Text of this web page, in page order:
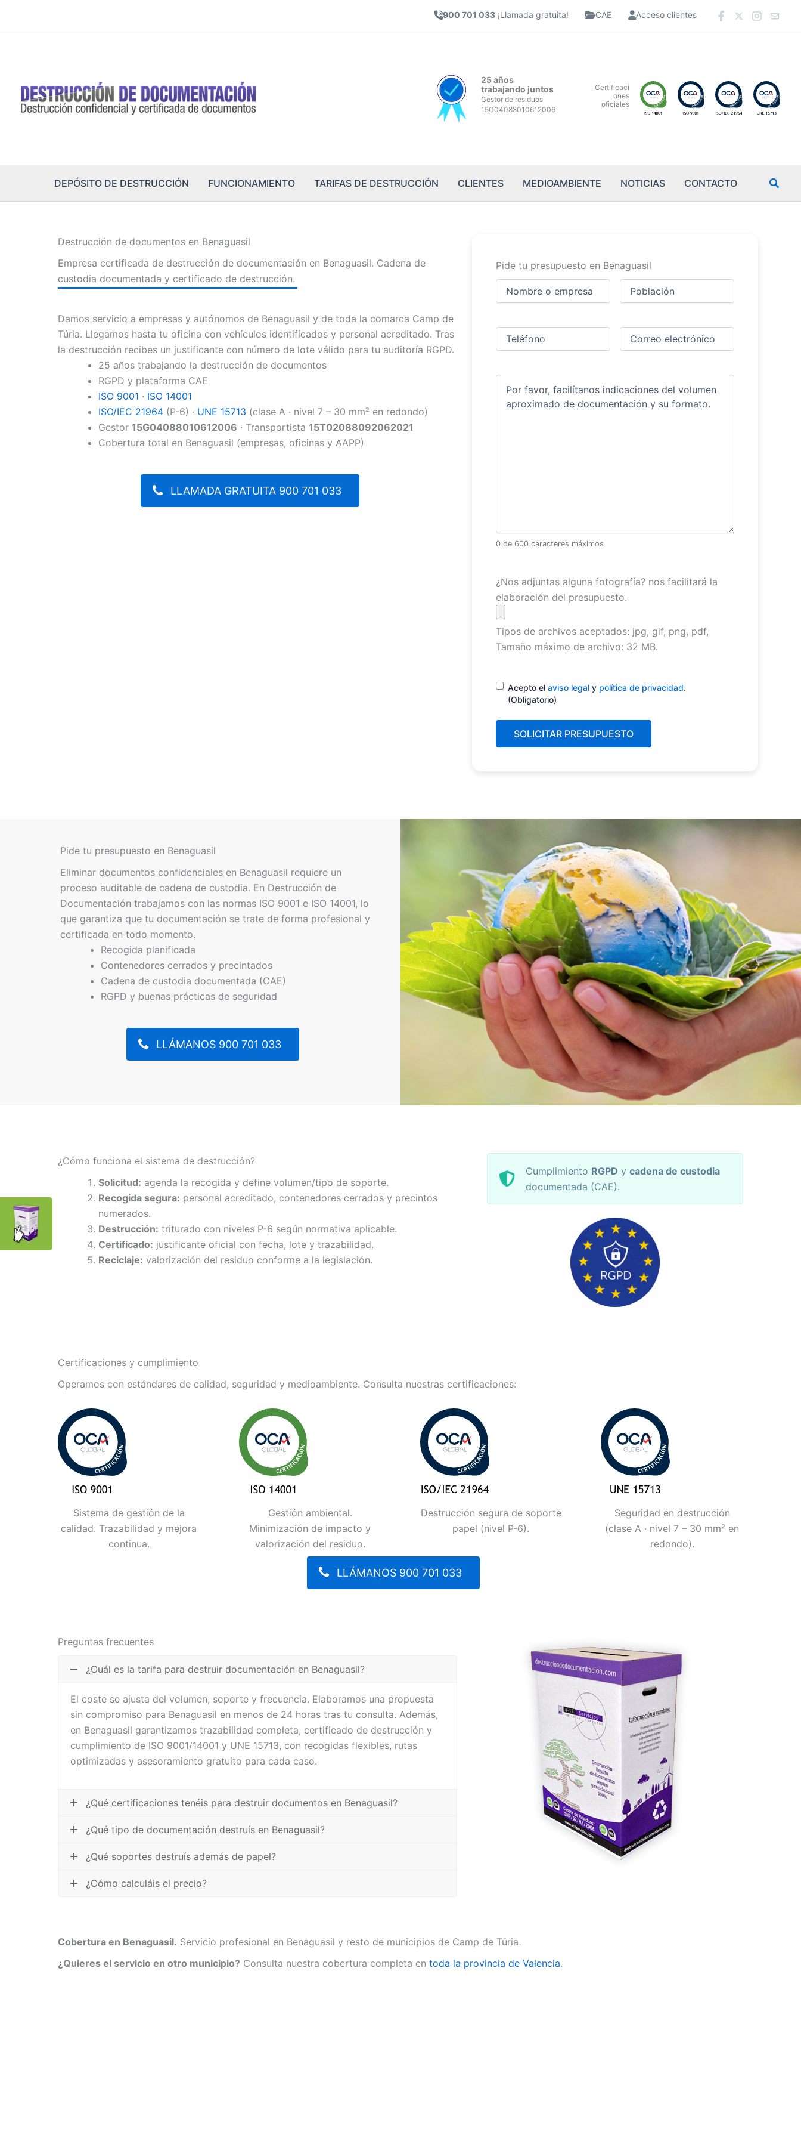
900 701 033 ¡Llamada gratuita! CAE Acceso clientes
25 años
trabajando juntos
Gestor de residuos
15G04088010612006
Certificaci
ones
oficiales
DEPÓSITO DE DESTRUCCIÓN FUNCIONAMIENTO TARIFAS DE DESTRUCCIÓN CLIENTES MEDIOAMBIENTE NOTICIAS CONTACTO
Destrucción de documentos en Benaguasil
Empresa certificada de destrucción de documentación en Benaguasil. Cadena de
custodia documentada y certificado de destrucción.
Damos servicio a empresas y autónomos de Benaguasil y de toda la comarca Camp de
Túria. Llegamos hasta tu oficina con vehículos identificados y personal acreditado. Tras
la destrucción recibes un justificante con número de lote válido para tu auditoría RGPD.
25 años trabajando la destrucción de documentos
RGPD y plataforma CAE
ISO 9001 · ISO 14001
ISO/IEC 21964 (P-6) · UNE 15713 (clase A · nivel 7 – 30 mm² en redondo)
Gestor 15G04088010612006 · Transportista 15T02088092062021
Cobertura total en Benaguasil (empresas, oficinas y AAPP)
LLAMADA GRATUITA 900 701 033
Pide tu presupuesto en Benaguasil
Nombre
Ciudad
Teléfono
Correo
electrónico (Obligatorio)
Comentarios
0 de 600 caracteres máximos
Archivo
¿Nos adjuntas alguna fotografía? nos facilitará la
elaboración del presupuesto.
Tipos de archivos aceptados: jpg, gif, png, pdf,
Tamaño máximo de archivo: 32 MB.
Consentimiento (Obligatorio)
Acepto el aviso legal y política de privacidad.
(Obligatorio)
Pide tu presupuesto en Benaguasil
Eliminar documentos confidenciales en Benaguasil requiere un
proceso auditable de cadena de custodia. En Destrucción de
Documentación trabajamos con las normas ISO 9001 e ISO 14001, lo
que garantiza que tu documentación se trate de forma profesional y
certificada en todo momento.
Recogida planificada
Contenedores cerrados y precintados
Cadena de custodia documentada (CAE)
RGPD y buenas prácticas de seguridad
LLÁMANOS 900 701 033
¿Cómo funciona el sistema de destrucción?
Solicitud: agenda la recogida y define volumen/tipo de soporte.
Recogida segura: personal acreditado, contenedores cerrados y precintos
numerados.
Destrucción: triturado con niveles P-6 según normativa aplicable.
Certificado: justificante oficial con fecha, lote y trazabilidad.
Reciclaje: valorización del residuo conforme a la legislación.
Cumplimiento RGPD y cadena de custodia
documentada (CAE).
Certificaciones y cumplimiento
Operamos con estándares de calidad, seguridad y medioambiente. Consulta nuestras certificaciones:
Sistema de gestión de la
calidad. Trazabilidad y mejora
continua.
Gestión ambiental.
Minimización de impacto y
valorización del residuo.
Destrucción segura de soporte
papel (nivel P-6).
Seguridad en destrucción
(clase A · nivel 7 – 30 mm² en
redondo).
LLÁMANOS 900 701 033
Preguntas frecuentes
¿Cuál es la tarifa para destruir documentación en Benaguasil?
El coste se ajusta del volumen, soporte y frecuencia. Elaboramos una propuesta
sin compromiso para Benaguasil en menos de 24 horas tras tu consulta. Además,
en Benaguasil garantizamos trazabilidad completa, certificado de destrucción y
cumplimiento de ISO 9001/14001 y UNE 15713, con recogidas flexibles, rutas
optimizadas y asesoramiento gratuito para cada caso.
¿Qué certificaciones tenéis para destruir documentos en Benaguasil?
¿Qué tipo de documentación destruís en Benaguasil?
¿Qué soportes destruís además de papel?
¿Cómo calculáis el precio?
Cobertura en Benaguasil. Servicio profesional en Benaguasil y resto de municipios de Camp de Túria.
¿Quieres el servicio en otro municipio? Consulta nuestra cobertura completa en toda la provincia de Valencia.